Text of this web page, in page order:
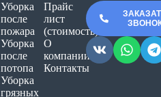
Уборка
после
пожара
Уборка
после
потопа
Уборка
грязных
Прайс
лист
(стоимость)
О
компании
Контакты